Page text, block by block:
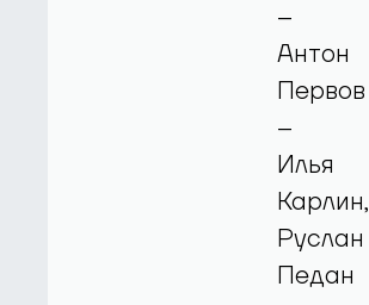
–
Антон
Первов
–
Илья
Карлин,
Руслан
Педан